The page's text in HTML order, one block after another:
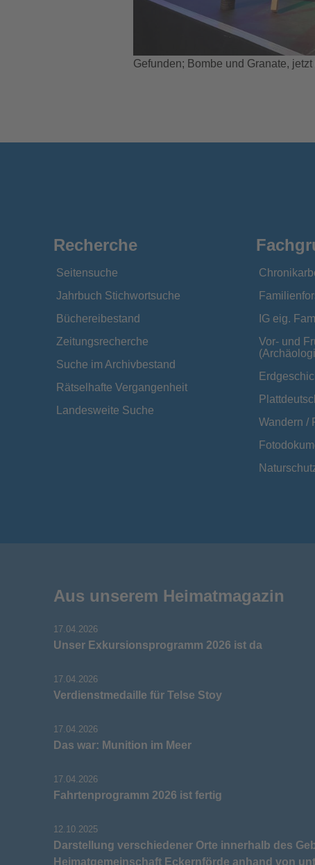
Gefunden; Bombe und Granate,
Recherche
Seitensuche
Jahrbuch Stichwortsuche
Büchereibestand
Zeitungsrecherche
Suche im Archivbestand
Rätselhafte Vergangenheit
Landesweite Suche
IG eig.
Vor- und
Wandern /
Aus unserem Heimatmagazin
17.04.2026
Unser Exkursionsprogramm 2026 ist da
17.04.2026
Verdienstmedaille für Telse Stoy
17.04.2026
Das war: Munition im Meer
17.04.2026
Fahrtenprogramm 2026 ist fertig
12.10.2025
Darstellung verschiedener Orte innerhalb des
Heimatgemeinschaft Eckernförde anhand von